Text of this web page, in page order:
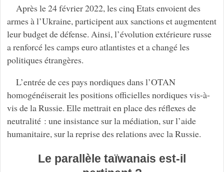
Après le 24 février 2022, les cinq Etats envoient des
armes à l’Ukraine, participent aux sanctions et augmentent
leur budget de défense. Ainsi, l’évolution extérieure russe
a renforcé les camps euro atlantistes et a changé les
politiques étrangères.
L’entrée de ces pays nordiques dans l’OTAN
homogénéiserait les positions officielles nordiques vis-à-
vis de la Russie. Elle mettrait en place des réflexes de
neutralité : une insistance sur la médiation, sur l’aide
humanitaire, sur la reprise des relations avec la Russie.
Le parallèle taïwanais est-il